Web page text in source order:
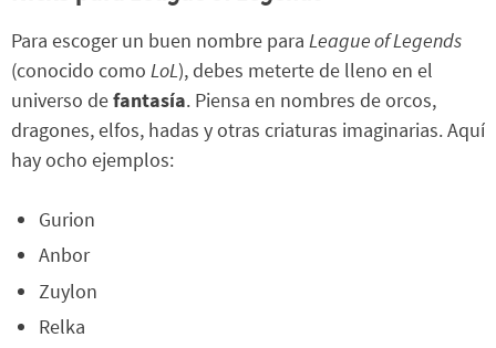
Para escoger un buen nombre para League of Legends
(conocido como LoL), debes meterte de lleno en el
universo defantasía. Piensa en nombres de orcos,
dragones, elfos, hadas y otras criaturas imaginarias. Aquí
hay ocho ejemplos:
Gurion
Anbor
Zuylon
Relka